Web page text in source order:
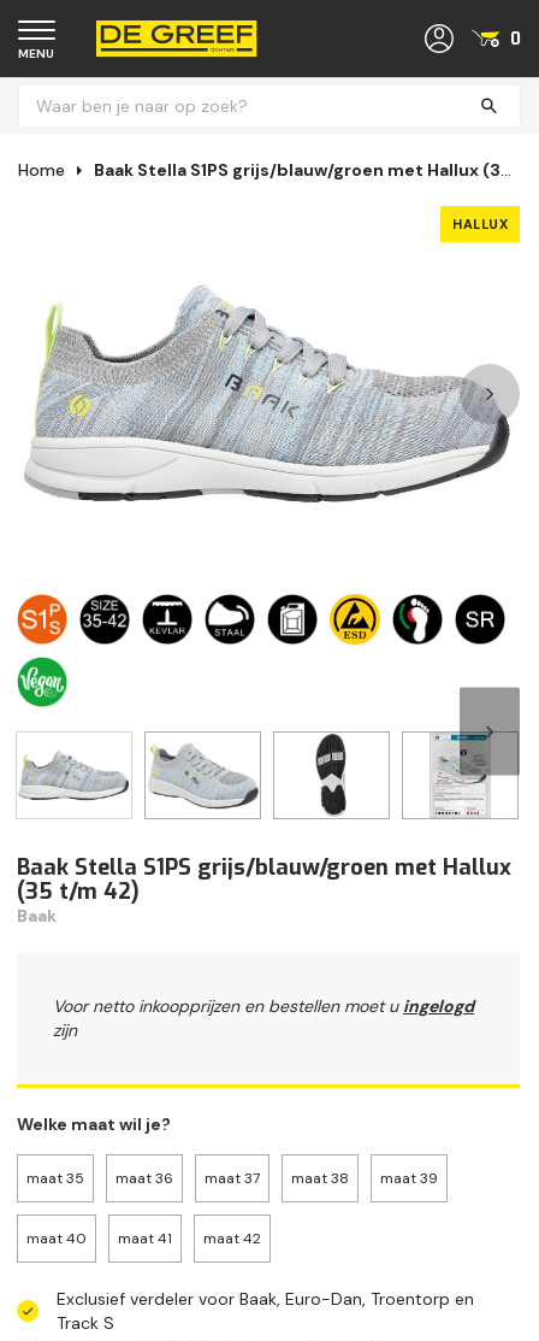
MENU
0
Home Baak Stella S1PS grijs/blauw/groen met Hallux (35 t/m 42)
HALLUX
Baak Stella S1PS grijs/blauw/groen met Hallux
(35 t/m 42)
Baak
Voor netto inkoopprijzen en bestellen moet u ingelogd
zijn
Welke maat wil je?
maat 35 maat 36 maat 37 maat 38 maat 39
maat 40 maat 41 maat 42
Exclusief verdeler voor Baak, Euro-Dan, Troentorp en
Track S